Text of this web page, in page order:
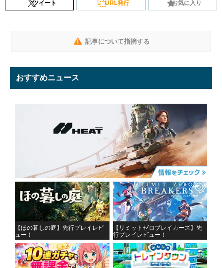
ツイート URL発行 お気に入り
記事について指摘する
おすすめニュース
【ほの暮しの庭】先行プレイレビ
ュー！
【リミットゼロブレイカーズ】先
行プレイレビュー！